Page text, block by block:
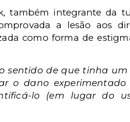
também integrante da
a lesão aos
como forma de
sentido de que tinha
o dano
lo (em lugar do